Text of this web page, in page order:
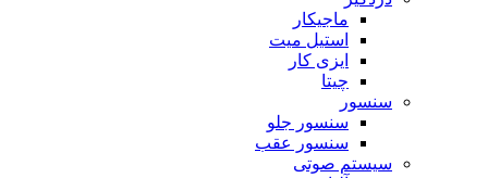
ماجیکار
استیل میت
ایزی کار
چیتا
سنسور
سنسور جلو
سنسور عقب
سیستم صوتی